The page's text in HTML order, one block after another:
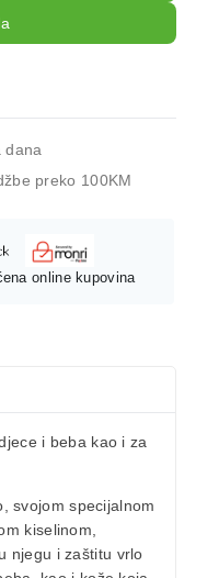
dana
preko 100KM
online kupovina
i beba kao i za
svojom specijalnom
kiselinom,
njegu i zaštitu vrlo